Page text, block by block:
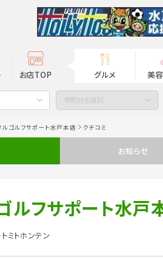
お店TOP グルメ 美
市町村を選択
ルゴルフサポート水戸本店 クチコミ
お知らせ
ルフサポート水戸
ミトホンテン